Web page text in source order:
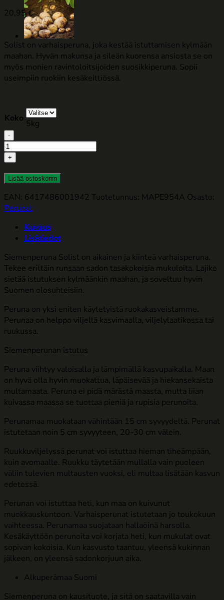
20,95€
Solist on varhaisperuna, joka kestää istuttamisen kylmään
maahan. Hyvän makunsa ja sileän kuorensa ansiosta se on
myös monien ravintoloitsijoiden suosikkiperuna. Sopii
useimpiin ruokiin kesäkeittiössä.
Koko 5kg
määrä
Lisää ostoskoriin
EAN: 6417486001942 Tuotetunnus: MAPE954A Osasto:
Perunat
Kuvaus
Lisätiedot
Siemenperuna Solist on aikainen ja kiinteä varhaisperuna.
Tekee erittäin runsaan sadon tasakokoisia mukuloita. Lajike
sietää istutuksen kylmäänkin maahan, ja soveltuu hyvin
Suomen olosuhteisiin.
Peruna on yksi eniten käytetyistä ruokakasveistamme.
Perunaa on helppo viljellä kasvimaalla, viljelylaatikossa tai
ruukussa.
Siemenperunan istutus
Peruna viihtyy valoisalla ja lämpimällä kasvupaikalla. Maan
on hyvä olla hyvin muokattua, läpäisevää ja hiekansekaista
multamaata. Peruna ei pidä märästä maasta, mutta liian
kuivassa maassa se tuottaa pieniä ja rupisia perunoita.
Perunamaa muokataan vähintään 15 cm syvyydeltä. Perunat
istutetaan noin 5 cm syvyyteen, 20-30 cm välein.
Ruukkuviljelyssä perunat voi istuttaa hieman tiheämpään,
kuin avomaalle. Ruukku täytetään mullalla vain puoleen
väliin tulevien multausten vuoksi, eli multaa lisätään kasvun
edetessä.
Perunan voi istuttaa heti, kun maa on kuivunut
muokkauskuntoon. Varhaisperunat istutetaan jo toukokuun
vaihteessa. Perunamaa suojataan hallaöinä harsolla.
Kesäkäyttöön perunoita voi korjata heti, kun mukulat ovat
sopivan kokoisia. Kun kasvusto taantuu, yleensä kukinnan
jälkeen, on yleensä sadonkorjuun aika.
Alkuperämaa Suomi
Siemenperuna on kausituote, ja sitä on saatavilla vain